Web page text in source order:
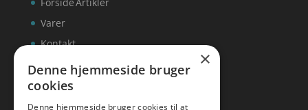
Varer
Kontakt
×
Denne hjemmeside bruger
cookies
Denne hjemmeside bruger cookies til at